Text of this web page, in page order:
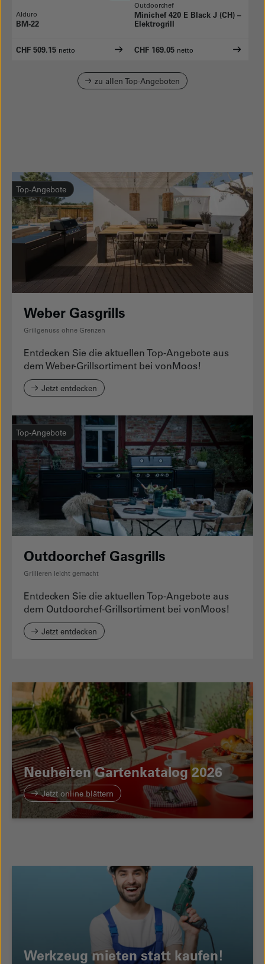
Alduro
BM-22
CHF 509.15 netto
Outdoorchef
Minichef 420 E Black J (CH) –
Elektrogrill
CHF 169.05 netto
zu allen Top-Angeboten
Top-Angebote
Weber Gasgrills
Grillgenuss ohne Grenzen
Entdecken Sie die aktuellen Top-Angebote aus
dem Weber-Grillsortiment bei vonMoos!
Jetzt entdecken
Top-Angebote
Outdoorchef Gasgrills
Grillieren leicht gemacht
Entdecken Sie die aktuellen Top-Angebote aus
dem Outdoorchef-Grillsortiment bei vonMoos!
Jetzt entdecken
Neuheiten Gartenkatalog 2026
Jetzt online blättern
Werkzeug mieten statt kaufen!